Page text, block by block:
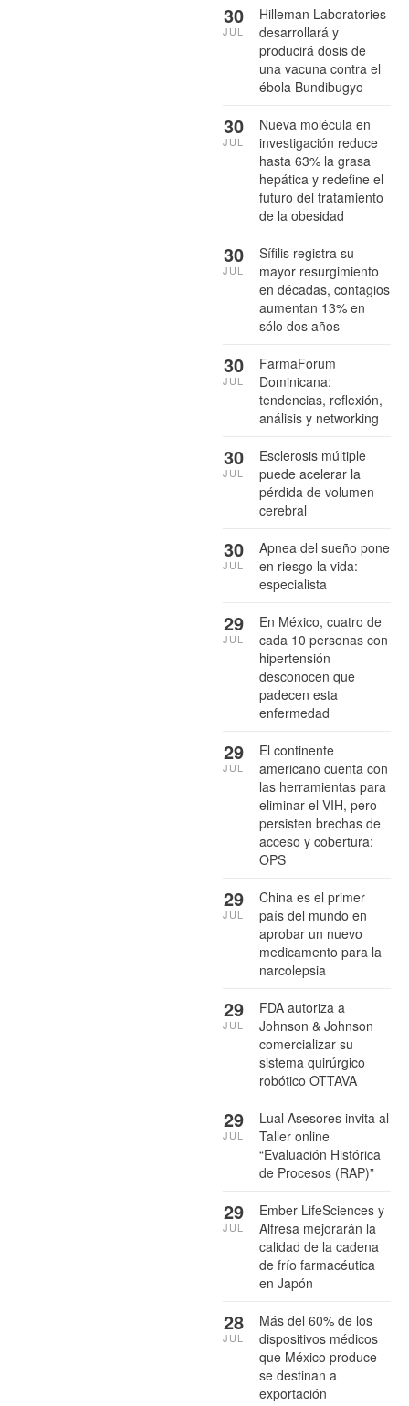
Hilleman Laboratories
desarrollará y
producirá dosis de
una vacuna contra el
ébola Bundibugyo
30
JUL
Nueva molécula en
investigación reduce
hasta 63% la grasa
hepática y redefine el
futuro del tratamiento
de la obesidad
30
JUL
Sífilis registra su
mayor resurgimiento
en décadas, contagios
aumentan 13% en
sólo dos años
30
JUL
FarmaForum
Dominicana:
tendencias, reflexión,
análisis y networking
30
JUL
Esclerosis múltiple
puede acelerar la
pérdida de volumen
cerebral
30
JUL
Apnea del sueño pone
en riesgo la vida:
especialista
30
JUL
En México, cuatro de
cada 10 personas con
hipertensión
desconocen que
padecen esta
enfermedad
29
JUL
El continente
americano cuenta con
las herramientas para
eliminar el VIH, pero
persisten brechas de
acceso y cobertura:
OPS
29
JUL
China es el primer
país del mundo en
aprobar un nuevo
medicamento para la
narcolepsia
29
JUL
FDA autoriza a
Johnson & Johnson
comercializar su
sistema quirúrgico
robótico OTTAVA
29
JUL
Lual Asesores invita al
Taller online
“Evaluación Histórica
de Procesos (RAP)”
29
JUL
Ember LifeSciences y
Alfresa mejorarán la
calidad de la cadena
de frío farmacéutica
en Japón
29
JUL
Más del 60% de los
dispositivos médicos
que México produce
se destinan a
exportación
28
JUL